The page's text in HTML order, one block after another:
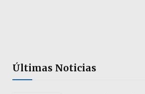
Últimas Noticias